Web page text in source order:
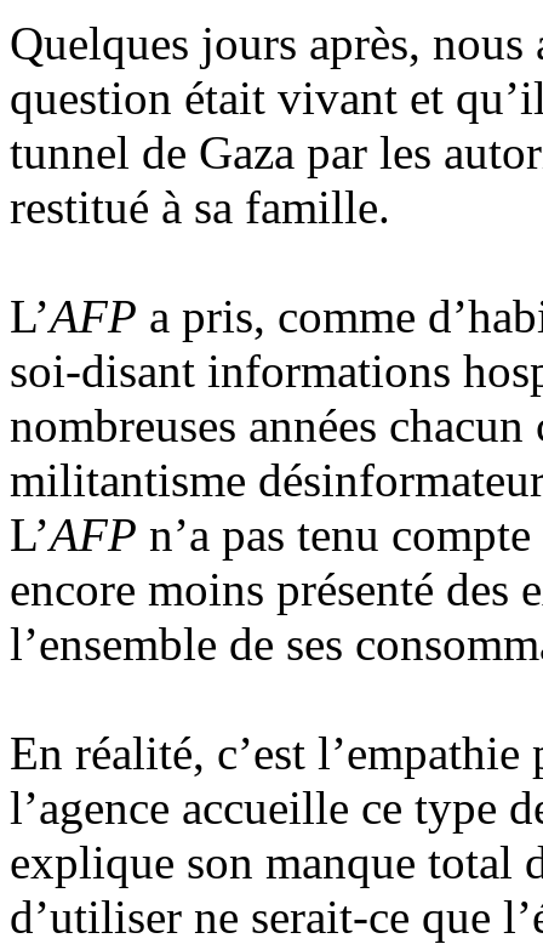
Quelques jours après,
question était vivant et
tunnel de Gaza par les
restitué à sa famille.
L’AFP a pris, comme
soi-disant informations
nombreuses années
militantisme
L’AFP n’a pas tenu
encore moins présenté des
l’ensemble de ses
En réalité, c’est
l’agence accueille ce type
explique son manque total
d’utiliser ne serait-ce que